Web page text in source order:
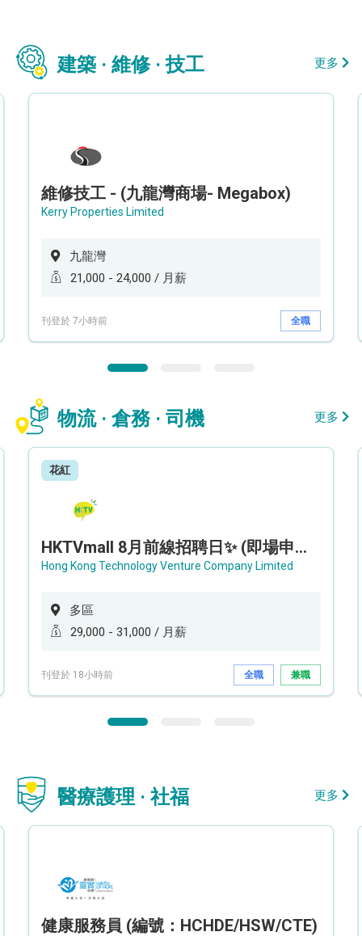
建築 · 維修 · 技工 更多
維修技工 - (九龍灣商場- Megabox)
Kerry Properties Limited
九龍灣
21,000 - 24,000 / 月薪
刊登於 7小時前 全職
物流 · 倉務 · 司機 更多
花紅
HKTVmall 8月前線招聘日✨ (即場申請，即場面試) - 設新人獎金高達 16,000 !!!✨
Hong Kong Technology Venture Company Limited
多區
29,000 - 31,000 / 月薪
刊登於 18小時前 全職 兼職
醫療護理 · 社福 更多
健康服務員 (編號：HCHDE/HSW/CTE)